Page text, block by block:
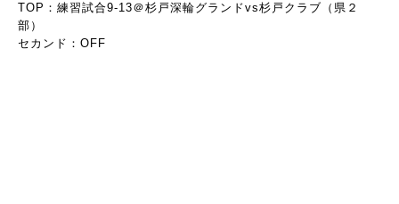
TOP：練習試合9-13＠杉戸深輪グランドvs杉戸クラブ（県２
部）
セカンド：OFF